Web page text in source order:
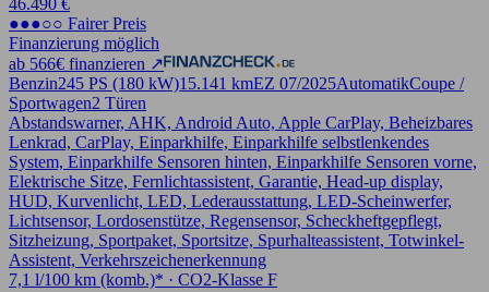
●●●○○ Fairer Preis
Finanzierung möglich
ab 566€ finanzieren ↗
Benzin245 PS (180 kW)15.141 kmEZ 07/2025AutomatikCoupe /
Sportwagen2 Türen
Abstandswarner, AHK, Android Auto, Apple CarPlay, Beheizbares
Lenkrad, CarPlay, Einparkhilfe, Einparkhilfe selbstlenkendes
System, Einparkhilfe Sensoren hinten, Einparkhilfe Sensoren vorne,
Elektrische Sitze, Fernlichtassistent, Garantie, Head-up display,
HUD, Kurvenlicht, LED, Lederausstattung, LED-Scheinwerfer,
Lichtsensor, Lordosenstütze, Regensensor, Scheckheftgepflegt,
Sitzheizung, Sportpaket, Sportsitze, Spurhalteassistent, Totwinkel-
Assistent, Verkehrszeichenerkennung
7,1 l/100 km (komb.)* · CO2-Klasse F